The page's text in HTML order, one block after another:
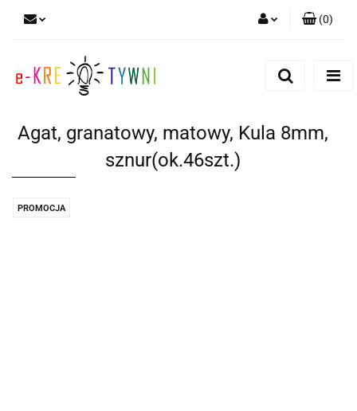
Zgody cookies
(0)
Agat, granatowy, matowy, Kula 8mm,
sznur(ok.46szt.)
PROMOCJA